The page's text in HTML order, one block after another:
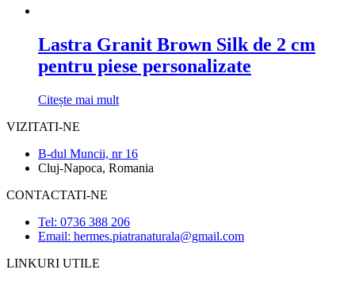
Lastra Granit Brown Silk de 2 cm
pentru piese personalizate
Citește mai mult
VIZITATI-NE
B-dul Muncii, nr 16
Cluj-Napoca, Romania
CONTACTATI-NE
Tel: 0736 388 206
Email: hermes.piatranaturala@gmail.com
LINKURI UTILE